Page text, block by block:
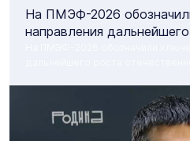
На ПМЭФ-2026
направления